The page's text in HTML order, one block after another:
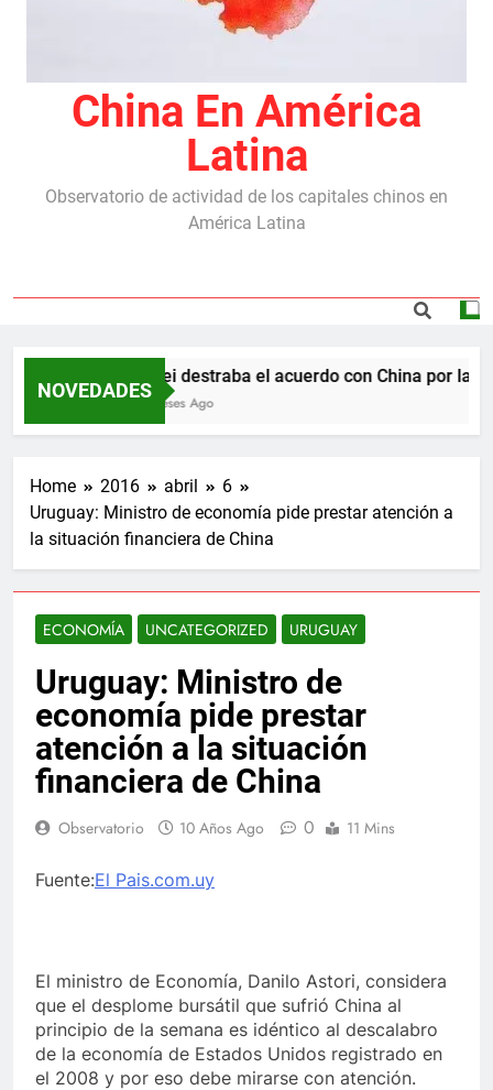
China En América
Latina
Observatorio de actividad de los capitales chinos en
América Latina
NOVEDADES
Milei destraba el acuerdo con China por las
5 Meses Ago
Home 2016 abril
6
Uruguay: Ministro de economía pide prestar atención a
la situación financiera de China
ECONOMÍA UNCATEGORIZED URUGUAY
Uruguay: Ministro de
economía pide prestar
atención a la situación
financiera de China
Observatorio 10 Años Ago 0 11 Mins
Fuente:El Pais.com.uy
El ministro de Economía, Danilo Astori, considera
que el desplome bursátil que sufrió China al
principio de la semana es idéntico al descalabro
de la economía de Estados Unidos registrado en
el 2008 y por eso debe mirarse con atención.